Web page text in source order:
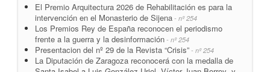
El Premio Arquitectura 2026 de Rehabilitación es para la
intervención en el Monasterio de Sijena - nº 254
Los Premios Rey de España reconocen el periodismo
frente a la guerra y la desinformación - nº 254
Presentacion del nº 29 de la Revista “Crisis” - nº 254
La Diputación de Zaragoza reconocerá con la medalla de